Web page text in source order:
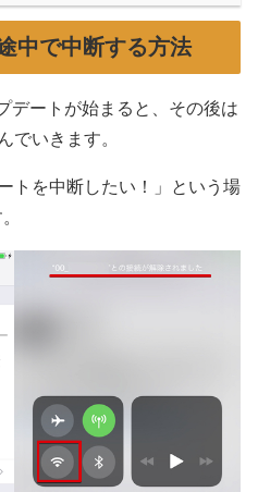
中で中断する方法
デートが始まると、その後は
でいきます。
トを中断したい！」という場